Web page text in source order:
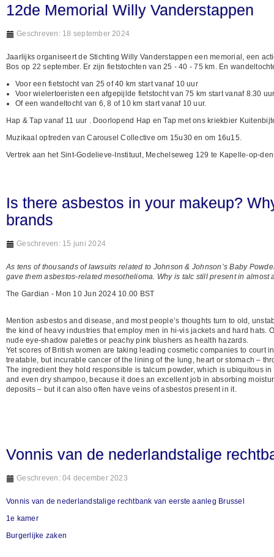
12de Memorial Willy Vanderstappen
Geschreven: 18 september 2024
Jaarlijks organiseert de Stichting Willy Vanderstappen een memorial, een
Bos op 22 september. Er zijn fietstochten van 25 - 40 - 75 km. En
Voor een fietstocht van 25 of 40 km start vanaf 10 uur
Voor wielertoeristen een afgepijlde fietstocht van 75 km start vanaf 8.30
Of een wandeltocht van 6, 8 of 10 km start vanaf 10 uur.
Hap & Tap vanaf 11 uur . Doorlopend Hap en Tap met ons kriekbier
Muzikaal optreden van Carousel Collective om 15u30 en om 16u15.
Vertrek aan het Sint-Godelieve-Instituut, Mechelseweg 129 te Kapelle-op-
Is there asbestos in your makeup?
brands
Geschreven: 15 juni 2024
As tens of thousands of lawsuits related to Johnson & Johnson’s Baby
gave them asbestos-related mesothelioma. Why is talc still present in almost
The Gardian - Mon 10 Jun 2024 10.00 BST
Mention asbestos and disease, and most people’s thoughts turn to old,
the kind of heavy industries that employ men in hi-vis jackets and hard hats.
nude eye-shadow palettes or peachy pink blushers as health hazards.
Yet scores of British women are taking leading cosmetic companies to court
treatable, but incurable cancer of the lining of the lung, heart or stomach –
The ingredient they hold responsible is talcum powder, which is ubiquitous
and even dry shampoo, because it does an excellent job in absorbing
deposits – but it can also often have veins of asbestos present in it.
Vonnis van de nederlandstalige
Geschreven: 04 december 2023
Vonnis van de nederlandstalige rechtbank van eerste aanleg Brussel
1e kamer
Burgerlijke zaken